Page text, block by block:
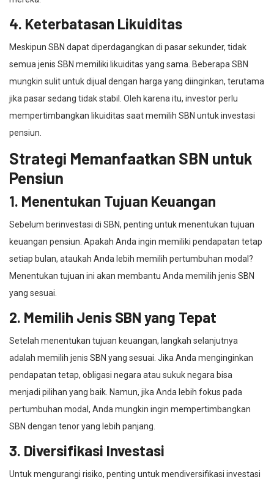
4. Keterbatasan Likuiditas
Meskipun SBN dapat diperdagangkan di pasar sekunder, tidak
semua jenis SBN memiliki likuiditas yang sama. Beberapa SBN
mungkin sulit untuk dijual dengan harga yang diinginkan, terutama
jika pasar sedang tidak stabil. Oleh karena itu, investor perlu
mempertimbangkan likuiditas saat memilih SBN untuk investasi
pensiun.
Strategi Memanfaatkan SBN untuk
Pensiun
1. Menentukan Tujuan Keuangan
Sebelum berinvestasi di SBN, penting untuk menentukan tujuan
keuangan pensiun. Apakah Anda ingin memiliki pendapatan tetap
setiap bulan, ataukah Anda lebih memilih pertumbuhan modal?
Menentukan tujuan ini akan membantu Anda memilih jenis SBN
yang sesuai.
2. Memilih Jenis SBN yang Tepat
Setelah menentukan tujuan keuangan, langkah selanjutnya
adalah memilih jenis SBN yang sesuai. Jika Anda menginginkan
pendapatan tetap, obligasi negara atau sukuk negara bisa
menjadi pilihan yang baik. Namun, jika Anda lebih fokus pada
pertumbuhan modal, Anda mungkin ingin mempertimbangkan
SBN dengan tenor yang lebih panjang.
3. Diversifikasi Investasi
Untuk mengurangi risiko, penting untuk mendiversifikasi investasi